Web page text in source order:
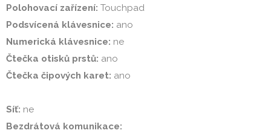
Polohovací zařízení:
Podsvícená klávesnice:
Numerická klávesnice:
Čtečka otisků prstů:
Čtečka čipových karet: ano
Síť:
Bezdrátová komunikace: